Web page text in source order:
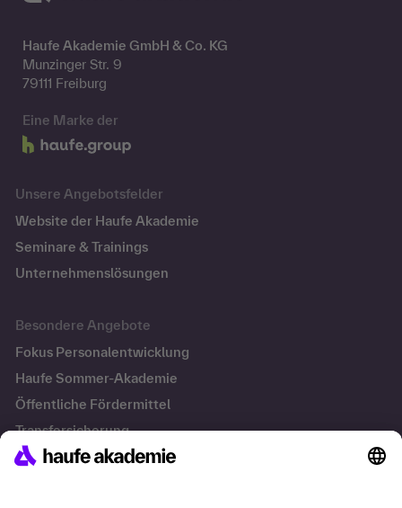
Haufe Akademie GmbH & Co. KG
Munzinger Str. 9
79111 Freiburg
Eine Marke der
Unsere Angebotsfelder
Website der Haufe Akademie
Seminare & Trainings
Unternehmenslösungen
Besondere Angebote
Fokus Personalentwicklung
Haufe Sommer-Akademie
Öffentliche Fördermittel
Transfersicherung